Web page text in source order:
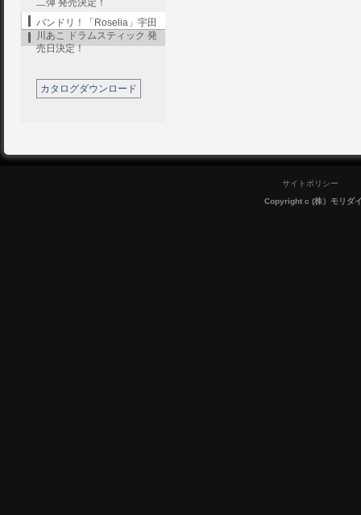
二弾 発売決定！
バンドリ！「Roselia」宇田
川あこ ドラムスティック 発
売日決定！
カタログダウンロード
サイトポリシー
Copyright c (株）モリダ